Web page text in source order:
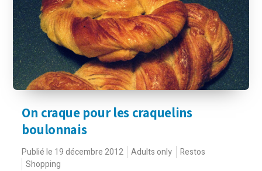
On craque pour les craquelins
boulonnais
Publié le 19 décembre 2012 Adults only
Restos
Shopping